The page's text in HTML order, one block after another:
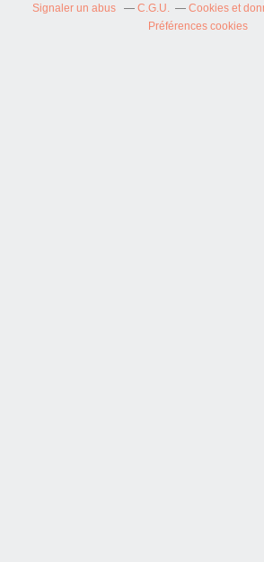
Signaler un abus
C.G.U.
Cookies et
Préférences cookies